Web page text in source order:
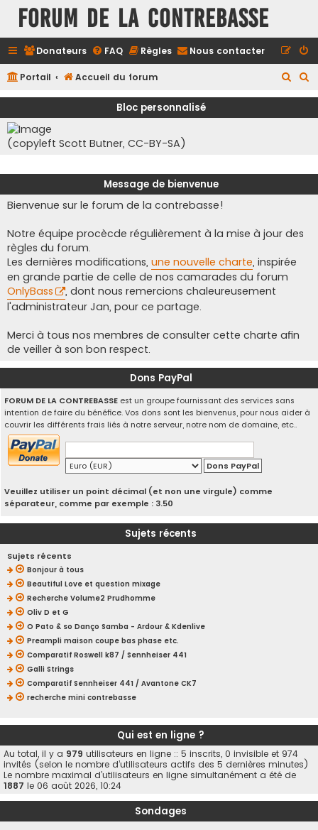
FORUM DE LA CONTREBASSE
Donateurs FAQ Règles Nous contacter
Portail Accueil du forum
e
e
Bloc personnalisé
(copyleft Scott Butner, CC-BY-SA)
Message de bienvenue
Bienvenue sur le forum de la contrebasse!
Notre équipe procècde régulièrement à la mise à jour des
règles du forum.
Les dernières modifications, une nouvelle charte, inspirée
en grande partie de celle de nos camarades du forum
OnlyBass
, dont nous remercions chaleureusement
l'administrateur Jan, pour ce partage.
Merci à tous nos membres de consulter cette charte afin
de veiller à son bon respect.
Dons PayPal
FORUM DE LA CONTREBASSE est un groupe fournissant des services sans
intention de faire du bénéfice. Vos dons sont les bienvenus, pour nous aider à
couvrir les différents frais liés à notre serveur, notre nom de domaine, etc..
Veuillez utiliser un point décimal (et non une virgule) comme
séparateur, comme par exemple : 3.50
Sujets récents
Sujets récents
Bonjour à tous
Beautiful Love et question mixage
Recherche Volume2 Prudhomme
Oliv D et G
O Pato & so Danço Samba - Ardour & Kdenlive
Preampli maison coupe bas phase etc.
Comparatif Roswell k87 / Sennheiser 441
Galli Strings
Comparatif Sennheiser 441 / Avantone CK7
recherche mini contrebasse
Qui est en ligne ?
Au total, il y a 979 utilisateurs en ligne :: 5 inscrits, 0 invisible et 974
invités (selon le nombre d’utilisateurs actifs des 5 dernières minutes)
Le nombre maximal d’utilisateurs en ligne simultanément a été de
1887 le 06 août 2026, 10:24
Sondages